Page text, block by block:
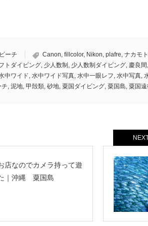
ーチ Canon, fillcolor, Nikon, plafre, ナカモ
トダイビング, 少人数制 , 少人数制ダイビング, 慶良間 ,
中ワイド, 水中ワイド写真, 水中一眼レフ, 水中写真,
チ, 泥地, 甲殻類, 砂地, 粟国ダイビング, 粟国島, 粟国遠
店なのでカメラ持って遊
｜沖縄 粟国島